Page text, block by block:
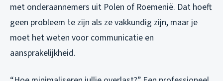
met onderaannemers uit Polen of Roemenië. Dat hoeft
geen probleem te zijn als ze vakkundig zijn, maar je
moet het weten voor communicatie en
aansprakelijkheid.